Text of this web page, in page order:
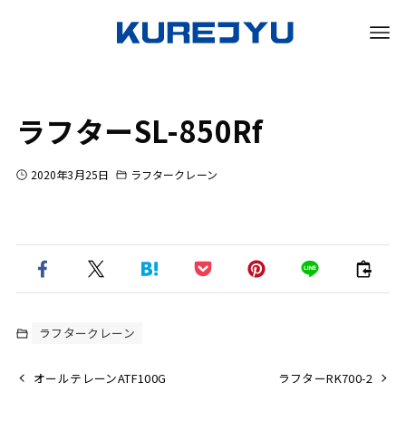
ラフターSL-850Rf
2020年3月25日 ラフタークレーン
ラフタークレーン
オールテレーンATF100G ラフターRK700-2